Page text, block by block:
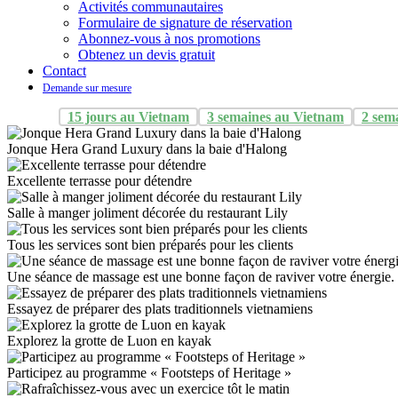
Activités communautaires
Formulaire de signature de réservation
Abonnez-vous à nos promotions
Obtenez un devis gratuit
Contact
Demande sur mesure
15 jours au Vietnam 3 semaines au Vietnam 2
Jonque Hera Grand Luxury dans la baie d'Halong
Excellente terrasse pour détendre
Salle à manger joliment décorée du restaurant Lily
Tous les services sont bien préparés pour les clients
Une séance de massage est une bonne façon de raviver votre énergie.
Essayez de préparer des plats traditionnels vietnamiens
Explorez la grotte de Luon en kayak
Participez au programme « Footsteps of Heritage »